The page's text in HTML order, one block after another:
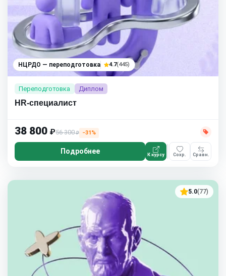
НЦРДО — переподготовка 4.7(445)
Переподготовка Диплом
HR-специалист
38 800 ₽56 300₽ −31%
Подробнее К курсу Сохр. Сравн.
5.0(77)